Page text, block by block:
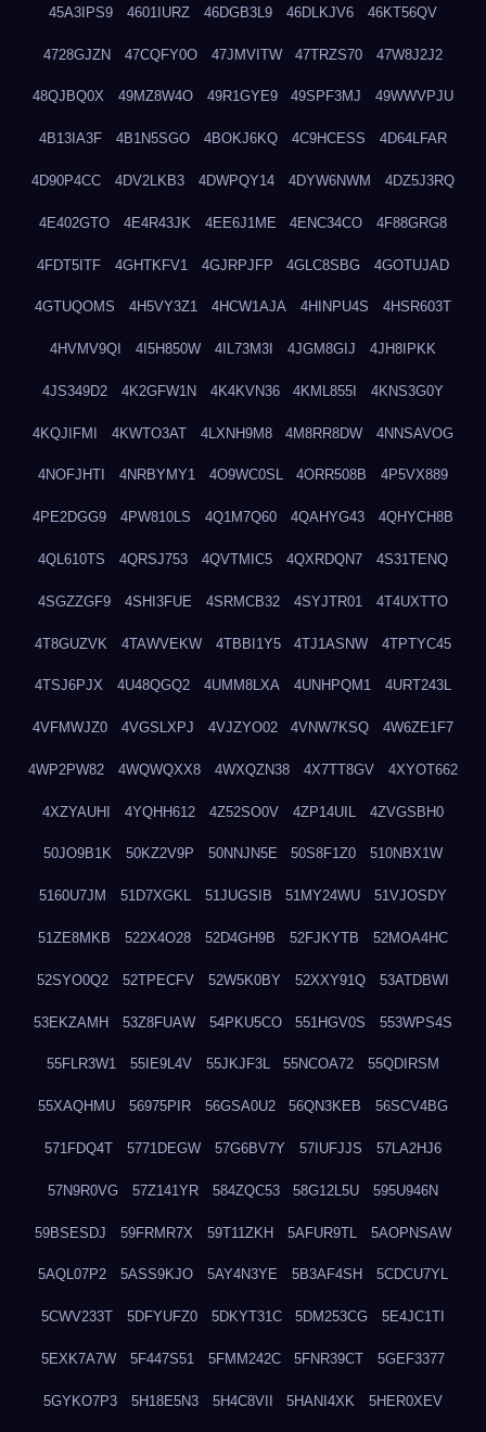
45A3IPS9 4601IURZ 46DGB3L9 46DLKJV6 46KT56QV
4728GJZN 47CQFY0O 47JMVITW 47TRZS70 47W8J2J2
48QJBQ0X 49MZ8W4O 49R1GYE9 49SPF3MJ 49WWVPJU
4B13IA3F 4B1N5SGO 4BOKJ6KQ 4C9HCESS 4D64LFAR
4D90P4CC 4DV2LKB3 4DWPQY14 4DYW6NWM 4DZ5J3RQ
4E402GTO 4E4R43JK 4EE6J1ME 4ENC34CO 4F88GRG8
4FDT5ITF 4GHTKFV1 4GJRPJFP 4GLC8SBG 4GOTUJAD
4GTUQOMS 4H5VY3Z1 4HCW1AJA 4HINPU4S 4HSR603T
4HVMV9QI 4I5H850W 4IL73M3I 4JGM8GIJ 4JH8IPKK
4JS349D2 4K2GFW1N 4K4KVN36 4KML855I 4KNS3G0Y
4KQJIFMI 4KWTO3AT 4LXNH9M8 4M8RR8DW 4NNSAVOG
4NOFJHTI 4NRBYMY1 4O9WC0SL 4ORR508B 4P5VX889
4PE2DGG9 4PW810LS 4Q1M7Q60 4QAHYG43 4QHYCH8B
4QL610TS 4QRSJ753 4QVTMIC5 4QXRDQN7 4S31TENQ
4SGZZGF9 4SHI3FUE 4SRMCB32 4SYJTR01 4T4UXTTO
4T8GUZVK 4TAWVEKW 4TBBI1Y5 4TJ1ASNW 4TPTYC45
4TSJ6PJX 4U48QGQ2 4UMM8LXA 4UNHPQM1 4URT243L
4VFMWJZ0 4VGSLXPJ 4VJZYO02 4VNW7KSQ 4W6ZE1F7
4WP2PW82 4WQWQXX8 4WXQZN38 4X7TT8GV 4XYOT662
4XZYAUHI 4YQHH612 4Z52SO0V 4ZP14UIL 4ZVGSBH0
50JO9B1K 50KZ2V9P 50NNJN5E 50S8F1Z0 510NBX1W
5160U7JM 51D7XGKL 51JUGSIB 51MY24WU 51VJOSDY
51ZE8MKB 522X4O28 52D4GH9B 52FJKYTB 52MOA4HC
52SYO0Q2 52TPECFV 52W5K0BY 52XXY91Q 53ATDBWI
53EKZAMH 53Z8FUAW 54PKU5CO 551HGV0S 553WPS4S
55FLR3W1 55IE9L4V 55JKJF3L 55NCOA72 55QDIRSM
55XAQHMU 56975PIR 56GSA0U2 56QN3KEB 56SCV4BG
571FDQ4T 5771DEGW 57G6BV7Y 57IUFJJS 57LA2HJ6
57N9R0VG 57Z141YR 584ZQC53 58G12L5U 595U946N
59BSESDJ 59FRMR7X 59T11ZKH 5AFUR9TL 5AOPNSAW
5AQL07P2 5ASS9KJO 5AY4N3YE 5B3AF4SH 5CDCU7YL
5CWV233T 5DFYUFZ0 5DKYT31C 5DM253CG 5E4JC1TI
5EXK7A7W 5F447S51 5FMM242C 5FNR39CT 5GEF3377
5GYKO7P3 5H18E5N3 5H4C8VII 5HANI4XK 5HER0XEV